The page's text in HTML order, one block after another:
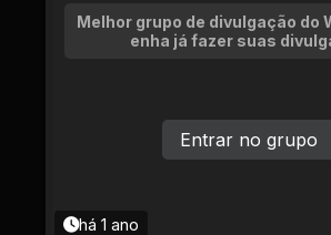
Melhor grupo de divulgação do
enha já fazer suas
há 1 ano
Entrar no grupo